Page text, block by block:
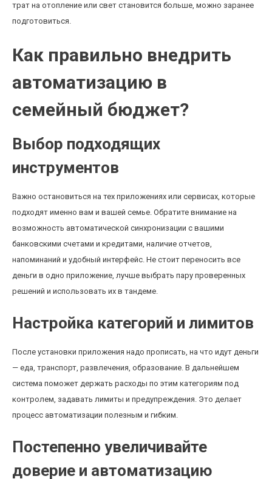
трат на отопление или свет становится больше, можно заранее
подготовиться.
Как правильно внедрить
автоматизацию в
семейный бюджет?
Выбор подходящих
инструментов
Важно остановиться на тех приложениях или сервисах, которые
подходят именно вам и вашей семье. Обратите внимание на
возможность автоматической синхронизации с вашими
банковскими счетами и кредитами, наличие отчетов,
напоминаний и удобный интерфейс. Не стоит переносить все
деньги в одно приложение, лучше выбрать пару проверенных
решений и использовать их в тандеме.
Настройка категорий и лимитов
После установки приложения надо прописать, на что идут деньги
— еда, транспорт, развлечения, образование. В дальнейшем
система поможет держать расходы по этим категориям под
контролем, задавать лимиты и предупреждения. Это делает
процесс автоматизации полезным и гибким.
Постепенно увеличивайте
доверие и автоматизацию